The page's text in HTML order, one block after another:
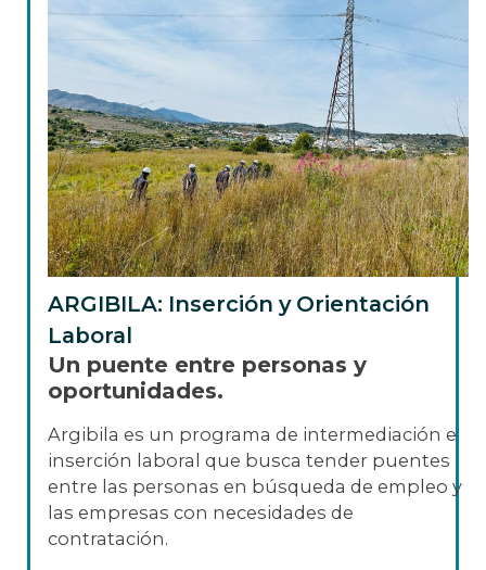
ARGIBILA: Inserción y Orientación
Laboral
Un puente entre personas y
oportunidades.
Argibila es un programa de intermediación e
inserción laboral que busca tender puentes
entre las personas en búsqueda de empleo y
las empresas con necesidades de
contratación.